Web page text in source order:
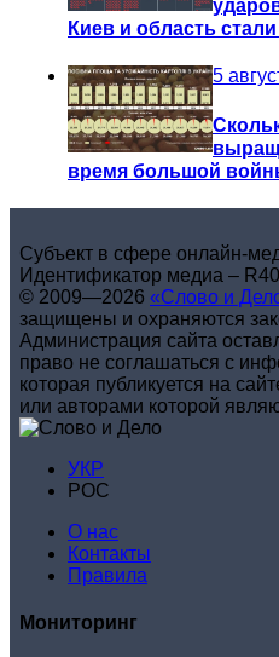
Киев и область
5
время большой
Субъект в сфере онлайн-
Идентификатор медиа –
© 2009—2026 «Слово и
защищены и охраняются
Администрация сайта
право не соглашаться с
которая публикуется на
или авторами которой
УКР
РОС
О нас
Контакты
Правила
Мониторинг